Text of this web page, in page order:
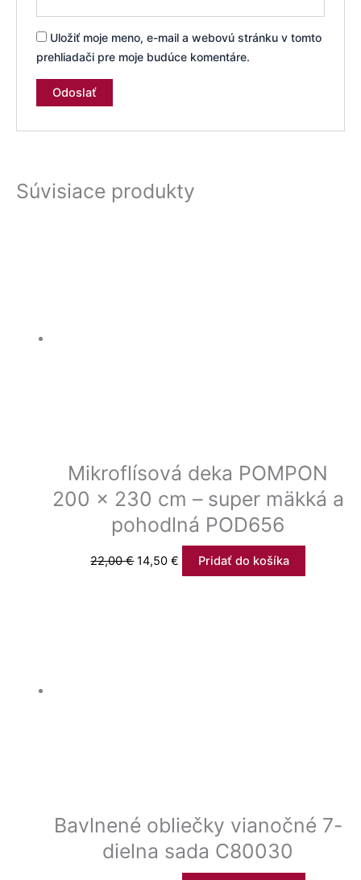
Uložiť moje meno, e-mail a webovú stránku v tomto
prehliadači pre moje budúce komentáre.
Súvisiace produkty
Mikroflísová deka POMPON
200 x 230 cm – super mäkká a
pohodlná POD656
22,00€ 14,50€ Pridať do košíka
Bavlnené obliečky vianočné 7-
dielna sada C80030